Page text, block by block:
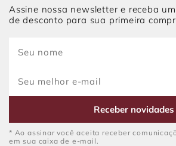
Assine nossa newsletter e receba
de desconto para sua primeira
Receber novidades
* Ao assinar você aceita receber
em sua caixa de e-mail.